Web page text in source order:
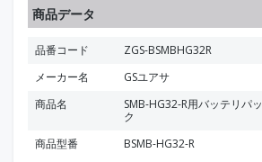
商品データ
品番コード
ZGS-BSMBHG32R
メーカー名
GSユアサ
商品名
SMB-HG32-R用バッテリパッ
ク
商品型番
BSMB-HG32-R